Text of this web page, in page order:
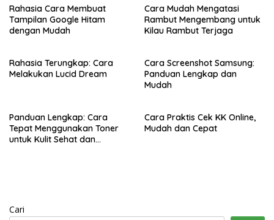
Rahasia Cara Membuat
Tampilan Google Hitam
dengan Mudah
Cara Mudah Mengatasi
Rambut Mengembang untuk
Kilau Rambut Terjaga
Rahasia Terungkap: Cara
Melakukan Lucid Dream
Cara Screenshot Samsung:
Panduan Lengkap dan
Mudah
Panduan Lengkap: Cara
Tepat Menggunakan Toner
untuk Kulit Sehat dan
Cara Praktis Cek KK Online,
Mudah dan Cepat
Cari